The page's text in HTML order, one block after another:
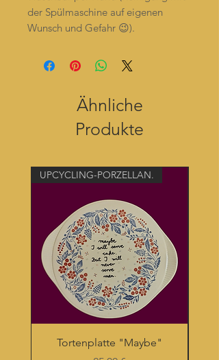
der Spülmaschine auf eigenen
Wunsch und Gefahr 😉).
Ähnliche
Produkte
UPCYCLING-PORZELLAN.
Tortenplatte "Maybe"